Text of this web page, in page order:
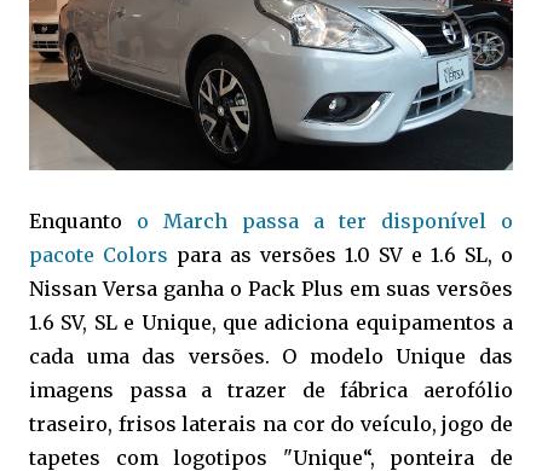
Enquanto o March passa a ter disponível o
pacote Colors para as versões 1.0 SV e 1.6 SL, o
Nissan Versa ganha o Pack Plus em suas versões
1.6 SV, SL e Unique, que adiciona equipamentos a
cada uma das versões. O modelo Unique das
imagens passa a trazer de fábrica aerofólio
traseiro, frisos laterais na cor do veículo, jogo de
tapetes com logotipos "Unique“, ponteira de